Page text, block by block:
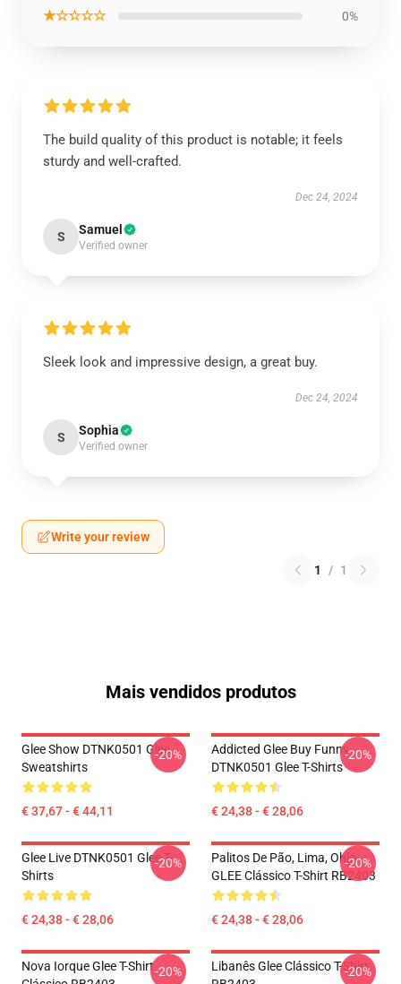
★☆☆☆☆ 0%
The build quality of this product is notable; it feels
sturdy and well-crafted.
Dec 24, 2024
S Samuel
Verified owner
Sleek look and impressive design, a great buy.
Dec 24, 2024
S Sophia
Verified owner
Write your review
1 / 1
Mais vendidos produtos
Glee Show DTNK0501 Glee
Sweatshirts
€ 37,67 - € 44,11
-20%
Addicted Glee Buy Funny
DTNK0501 Glee T-Shirts
€ 24,38 - € 28,06
-20%
Glee Live DTNK0501 Glee T-
Shirts
€ 24,38 - € 28,06
-20%
Palitos De Pão, Lima, Ohio,
GLEE Clássico T-Shirt RB2403
€ 24,38 - € 28,06
-20%
Nova Iorque Glee T-Shirt-20%
Libanês Glee Clássico T-Shirt
-20%